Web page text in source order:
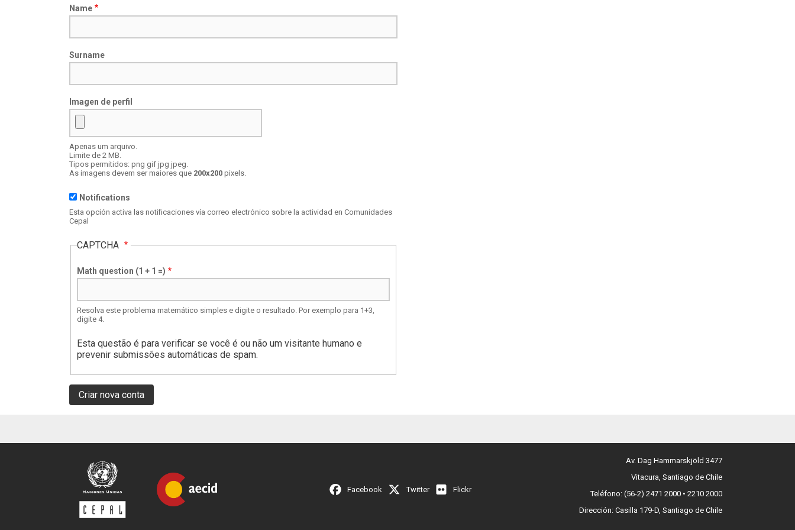
Name
Surname
Imagen de perfil
Ponto
Focal
Especifique
o
foco
no
"leftoffset,topoffset"
onde
estão
em
porcentagens.
Apenas um arquivo.
Limite de 2 MB.
Tipos permitidos: png gif jpg jpeg.
As imagens devem ser maiores que 200x200 pixels.
Notifications
Esta opción activa las notificaciones vía correo electrónico sobre la actividad en Comunidades
Cepal
CAPTCHA
Math question (1 + 1 =)
Resolva este problema matemático simples e digite o resultado. Por exemplo para 1+3,
digite 4.
Esta questão é para verificar se você é ou não um visitante humano e
prevenir submissões automáticas de spam.
Facebook Twitter Flickr
Av. Dag Hammarskjöld 3477
Vitacura, Santiago de Chile
Teléfono: (56-2) 2471 2000 • 2210 2000
Dirección: Casilla 179-D, Santiago de Chile